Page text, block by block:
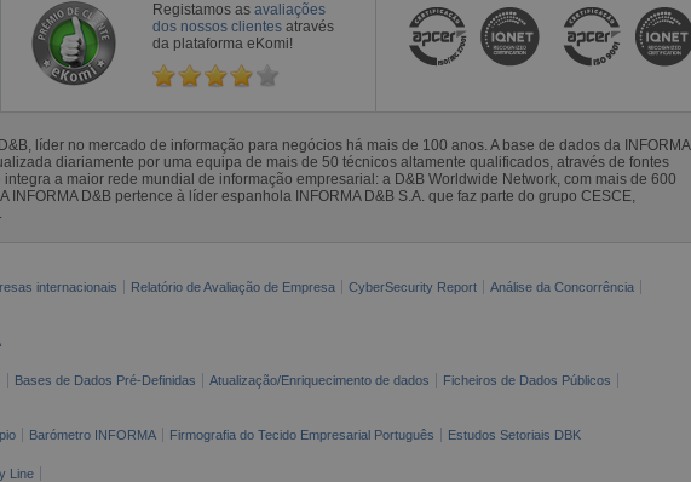
Registamos as avaliações
dos nossos clientes através
da plataforma eKomi!
líder no mercado de informação para negócios há mais de 100 anos. A base de dados da INFORMA
diariamente por uma equipa de mais de 50 técnicos altamente qualificados, através de fontes
a maior rede mundial de informação empresarial: a D&B Worldwide Network, com mais de 600
D&B pertence à líder espanhola INFORMA D&B S.A. que faz parte do grupo CESCE,
internacionais Relatório de Avaliação de Empresa CyberSecurity Report
Análise da Concorrência
Bases de Dados Pré-Definidas Atualização/Enriquecimento de dados
Ficheiros de Dados Públicos
Barómetro INFORMA Firmografia do Tecido Empresarial Português Estudos Setoriais DBK
Line